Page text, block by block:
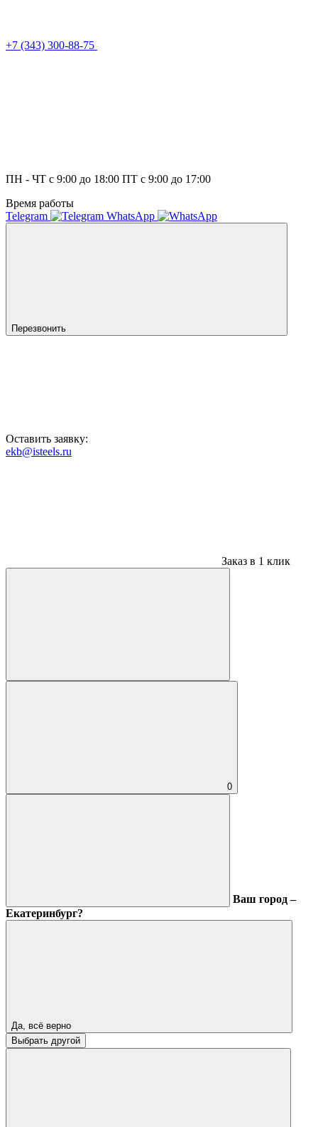
+7 (343) 300-88-75
ПН - ЧТ с 9:00 до 18:00 ПТ с 9:00 до 17:00
Время работы
Telegram
WhatsApp
Перезвонить
Оставить заявку:
ekb@isteels.ru
Заказ в 1 клик
0
Ваш город –
Екатеринбург?
Да, всё верно
Выбрать другой